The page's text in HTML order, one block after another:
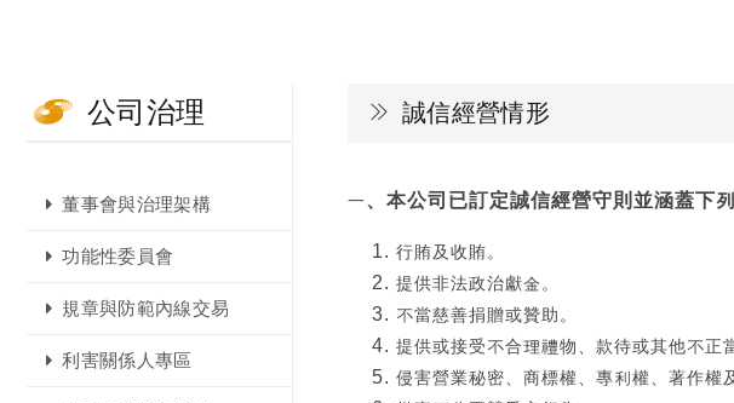
公司治理
董事會與治理架構
功能性委員會
規章與防範內線交易
利害關係人專區
誠信經營情形
一、本公司已訂定誠信經營守則並涵蓋下
行賄及收賄。
提供非法政治獻金。
不當慈善捐贈或贊助。
提供或接受不合理禮物、款待或其他不正
侵害營業秘密、商標權、專利權、著作權